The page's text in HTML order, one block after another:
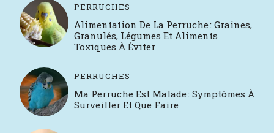
PERRUCHES
Alimentation De La Perruche : Graines,
Granulés, Légumes Et Aliments
Toxiques À Éviter
PERRUCHES
Ma Perruche Est Malade : Symptômes À
Surveiller Et Que Faire